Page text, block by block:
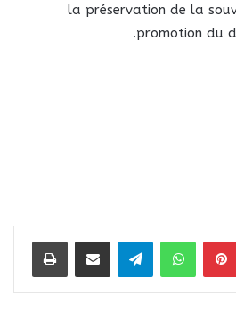
la préservation de la
promotion du
بينتيريستواتساب تيلقرام مشاركة عبر البريد طباعة